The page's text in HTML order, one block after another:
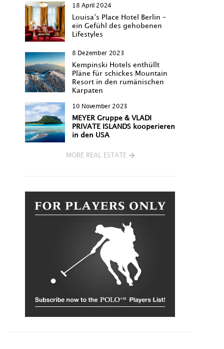
18 April 2024
Louisa‘s Place Hotel Berlin –
ein Gefühl des gehobenen
Lifestyles
8 Dezember 2023
Kempinski Hotels enthüllt
Pläne für schickes Mountain
Resort in den rumänischen
Karpaten
10 November 2023
MEYER Gruppe & VLADI
PRIVATE ISLANDS kooperieren
in den USA
MORE REAL ESTATE